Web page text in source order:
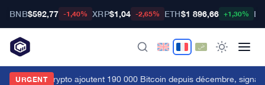
BNB$592,77 -1,40% XRP$1,04 -2,65% ETH$1 896,66 +1,30%
URGENT
baleines crypto ajoutent 190 000 Bitcoin depuis décembre,